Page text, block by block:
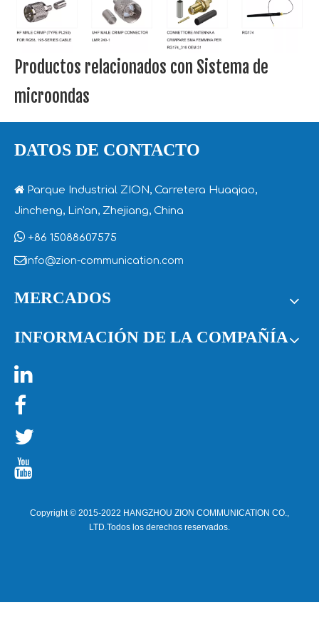
Productos relacionados con Sistema de
microondas
DATOS DE CONTACTO
 Parque Industrial ZION, Carretera Huaqiao,
Jincheng, Lin'an, Zhejiang, China
 +86 15088607575
info@zion-communication.com
MERCADOS
INFORMACIÓN DE LA COMPAÑÍA




Copyright © 2015-2022 HANGZHOU ZION COMMUNICATION CO.,
LTD.Todos los derechos reservados.